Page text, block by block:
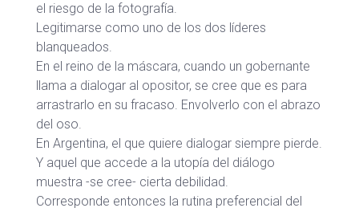
el riesgo de la fotografía.
Legitimarse como uno de los dos líderes
blanqueados.
En el reino de la máscara, cuando un gobernante
llama a dialogar al opositor, se cree que es para
arrastrarlo en su fracaso. Envolverlo con el abrazo
del oso.
En Argentina, el que quiere dialogar siempre pierde.
Y aquel que accede a la utopía del diálogo
muestra -se cree- cierta debilidad.
Corresponde entonces la rutina preferencial del